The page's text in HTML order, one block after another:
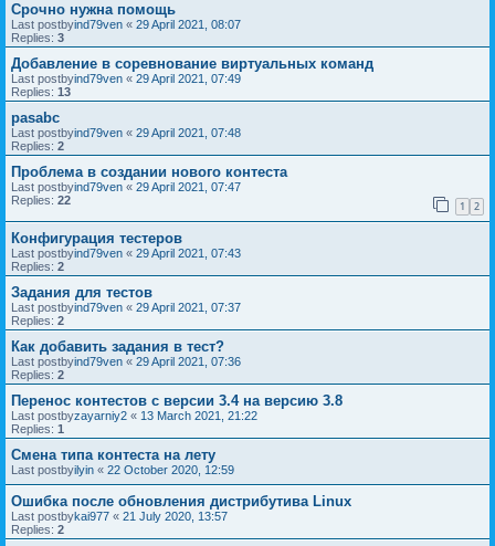
Срочно нужна помощь
Last postbyind79ven « 29 April 2021, 08:07
Replies: 3
Добавление в соревнование виртуальных команд
Last postbyind79ven « 29 April 2021, 07:49
Replies: 13
pasabc
Last postbyind79ven « 29 April 2021, 07:48
Replies: 2
Проблема в создании нового контеста
Last postbyind79ven « 29 April 2021, 07:47
Replies: 22 1 2
Конфигурация тестеров
Last postbyind79ven « 29 April 2021, 07:43
Replies: 2
Задания для тестов
Last postbyind79ven « 29 April 2021, 07:37
Replies: 2
Как добавить задания в тест?
Last postbyind79ven « 29 April 2021, 07:36
Replies: 2
Перенос контестов с версии 3.4 на версию 3.8
Last postbyzayarniy2 « 13 March 2021, 21:22
Replies: 1
Смена типа контеста на лету
Last postbyilyin « 22 October 2020, 12:59
Ошибка после обновления дистрибутива Linux
Last postbykai977 « 21 July 2020, 13:57
Replies: 2